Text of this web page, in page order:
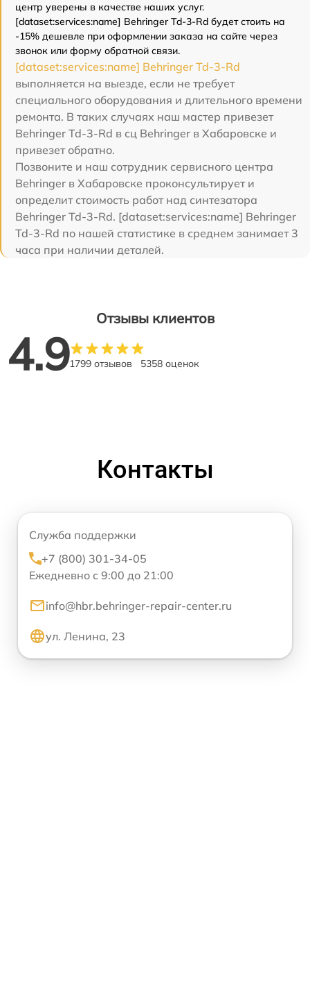
центр уверены в качестве наших услуг.
[dataset:services:name] Behringer Td-3-Rd будет стоить на
-15% дешевле при оформлении заказа на сайте через
звонок или форму обратной связи.
[dataset:services:name] Behringer Td-3-Rd
выполняется на выезде, если не требует
специального оборудования и длительного времени
ремонта. В таких случаях наш мастер привезет
Behringer Td-3-Rd в сц Behringer в Хабаровске и
привезет обратно.
Позвоните и наш сотрудник сервисного центра
Behringer в Хабаровске проконсультирует и
определит стоимость работ над синтезатора
Behringer Td-3-Rd. [dataset:services:name] Behringer
Td-3-Rd по нашей статистике в среднем занимает 3
часа при наличии деталей.
Отзывы клиентов
4.91799 отзывов 5358 оценок
Контакты
Служба поддержки
+7 (800) 301-34-05
Ежедневно с 9:00 до 21:00
info@hbr.behringer-repair-center.ru
ул. Ленина, 23